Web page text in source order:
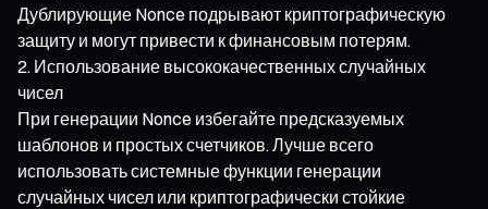
Дублирующие Nonce подрывают криптографическую
защиту и могут привести к финансовым потерям.
Использование высококачественных случайных
чисел
При генерации Nonce избегайте предсказуемых
шаблонов и простых счетчиков. Лучше всего
использовать системные функции генерации
случайных чисел или криптографически стойкие